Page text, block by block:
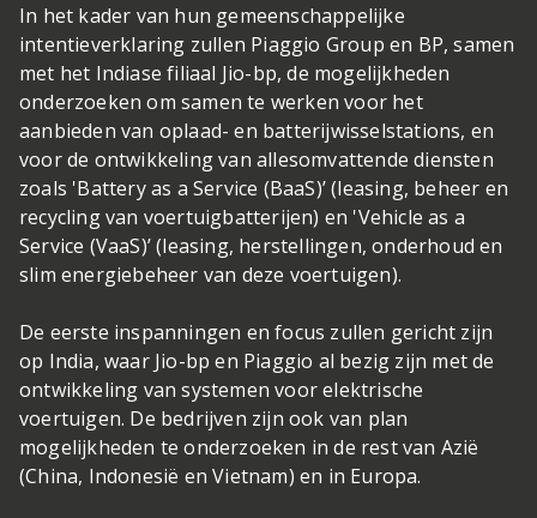
In het kader van hun gemeenschappelijke
intentieverklaring zullen Piaggio Group en BP, samen
met het Indiase filiaal Jio-bp, de mogelijkheden
onderzoeken om samen te werken voor het
aanbieden van oplaad- en batterijwisselstations, en
voor de ontwikkeling van allesomvattende diensten
zoals 'Battery as a Service (BaaS)’ (leasing, beheer en
recycling van voertuigbatterijen) en 'Vehicle as a
Service (VaaS)’ (leasing, herstellingen, onderhoud en
slim energiebeheer van deze voertuigen).
De eerste inspanningen en focus zullen gericht zijn
op India, waar Jio-bp en Piaggio al bezig zijn met de
ontwikkeling van systemen voor elektrische
voertuigen. De bedrijven zijn ook van plan
mogelijkheden te onderzoeken in de rest van Azië
(China, Indonesië en Vietnam) en in Europa.